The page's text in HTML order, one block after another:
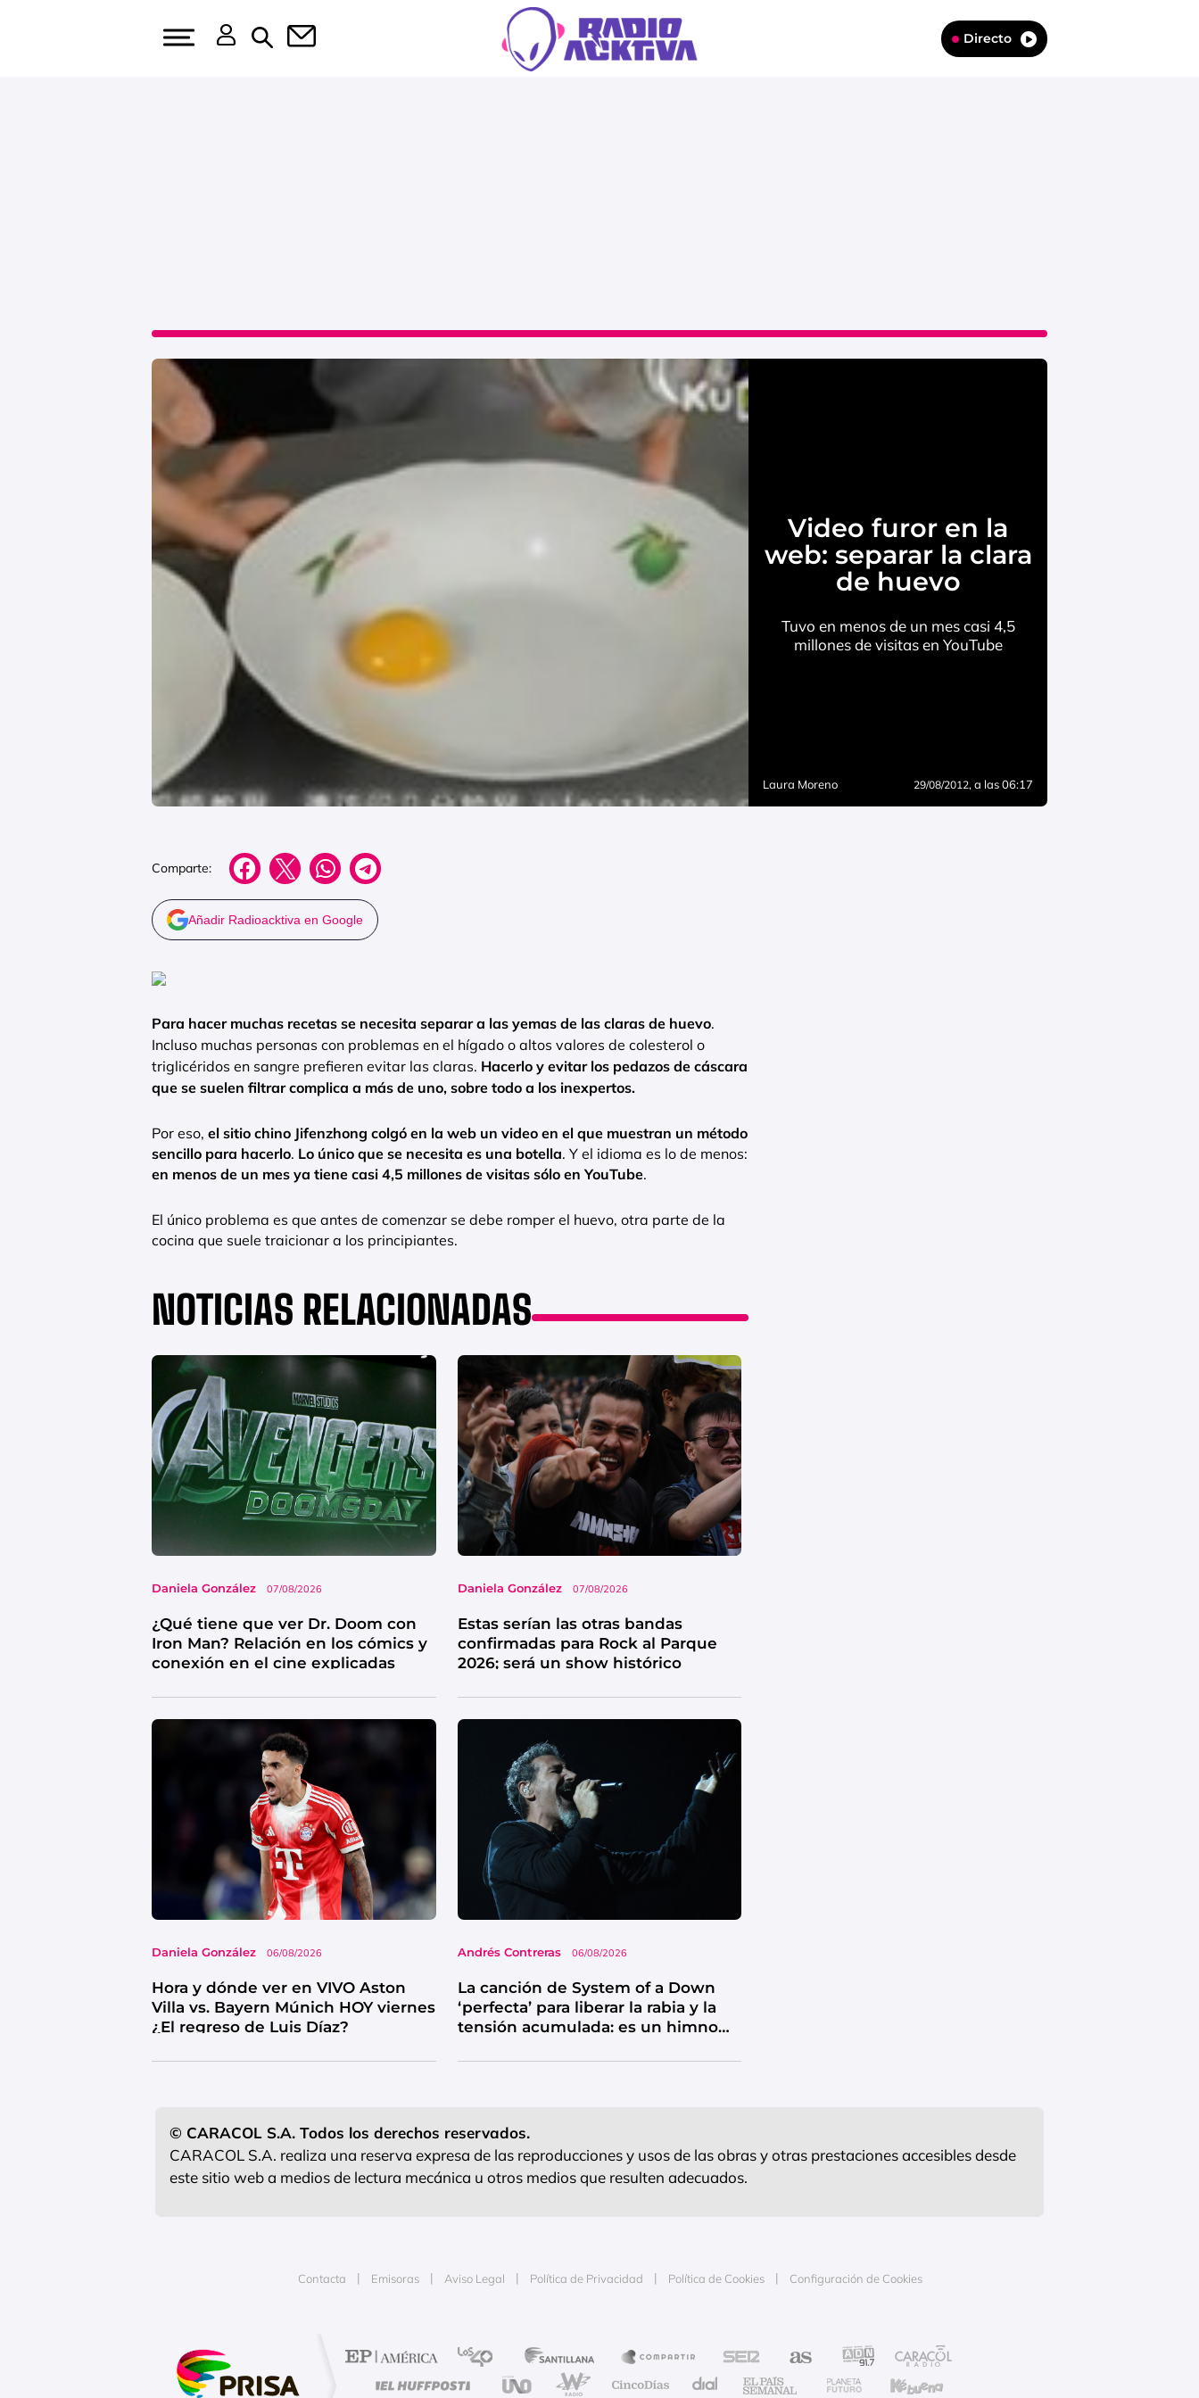
Directo
Video furor en la
web: separar la clara
de huevo
Tuvo en menos de un mes casi 4,5
millones de visitas en YouTube
Laura Moreno 29/08/2012, a las 06:17
Comparte:
Añadir Radioacktiva en Google
Para hacer muchas recetas se necesita separar a las yemas de las claras de huevo.
Incluso muchas personas con problemas en el hígado o altos valores de colesterol o
triglicéridos en sangre prefieren evitar las claras. Hacerlo y evitar los pedazos de cáscara
que se suelen filtrar complica a más de uno, sobre todo a los inexpertos.
Por eso, el sitio chino Jifenzhong colgó en la web un video en el que muestran un método
sencillo para hacerlo. Lo único que se necesita es una botella. Y el idioma es lo de menos:
en menos de un mes ya tiene casi 4,5 millones de visitas sólo en YouTube.
El único problema es que antes de comenzar se debe romper el huevo, otra parte de la
cocina que suele traicionar a los principiantes.
NOTICIAS RELACIONADAS
Daniela González 07/08/2026
¿Qué tiene que ver Dr. Doom con
Iron Man? Relación en los cómics y
conexión en el cine explicadas
Daniela González 07/08/2026
Estas serían las otras bandas
confirmadas para Rock al Parque
2026; será un show histórico
Daniela González 06/08/2026
Hora y dónde ver en VIVO Aston
Villa vs. Bayern Múnich HOY viernes
¿El regreso de Luis Díaz?
Andrés Contreras 06/08/2026
La canción de System of a Down
‘perfecta’ para liberar la rabia y la
tensión acumulada: es un himno
© CARACOL S.A. Todos los derechos reservados.
CARACOL S.A. realiza una reserva expresa de las reproducciones y usos de las obras y otras prestaciones accesibles desde
este sitio web a medios de lectura mecánica u otros medios que resulten adecuados.
Contacta Emisoras Aviso Legal Política de Privacidad Política de Cookies Configuración de Cookies